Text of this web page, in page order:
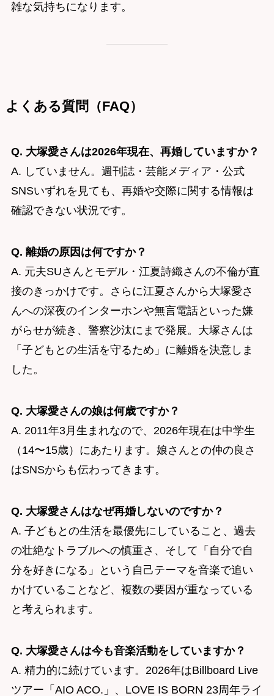
雑な気持ちになります。
よくある質問（FAQ）
Q. 大塚愛さんは2026年現在、再婚していますか？
A. していません。週刊誌・芸能メディア・公式
SNSいずれを見ても、再婚や交際に関する情報は
確認できない状況です。
Q. 離婚の原因は何ですか？
A. 元夫SUさんとモデル・江夏詩織さんの不倫が直
接のきっかけです。さらに江夏さんから大塚愛さ
んへの深夜のインターホンや無言電話といった嫌
がらせが続き、警察沙汰にまで発展。大塚さんは
「子どもとの生活を守るため」に離婚を決意しま
した。
Q. 大塚愛さんの娘は何歳ですか？
A. 2011年3月生まれなので、2026年現在は中学生
（14〜15歳）にあたります。娘さんとの仲の良さ
はSNSからも伝わってきます。
Q. 大塚愛さんはなぜ再婚しないのですか？
A. 子どもとの生活を最優先にしていること、過去
の壮絶なトラブルへの慎重さ、そして「自分で自
分を好きになる」という自己テーマを音楽で追い
かけていることなど、複数の要因が重なっている
と考えられます。
Q. 大塚愛さんは今も音楽活動をしていますか？
A. 精力的に続けています。2026年はBillboard Live
ツアー「AIO ACO.」、LOVE IS BORN 23周年ライ